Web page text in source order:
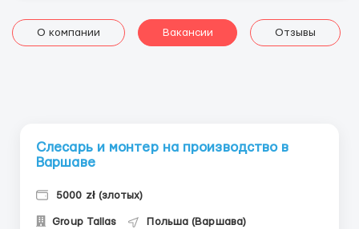
О компании Вакансии Отзывы
Слесарь и монтер на производство в
Варшаве
5000 zł (злотых)
Group Tallas Польша (Варшава)